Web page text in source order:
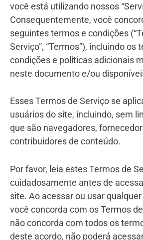
você está utilizando nossos
Consequentemente, você
seguintes termos e condições
Serviço”, “Termos”), incluindo os
condições e políticas adicionais
neste documento e/ou
Esses Termos de Serviço se
usuários do site, incluindo, sem
que são navegadores,
contribuidores de conteúdo.
Por favor, leia estes Termos de
cuidadosamente antes de
site. Ao acessar ou usar
você concorda com os Termos
não concorda com todos os
deste acordo, não poderá